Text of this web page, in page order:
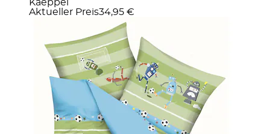
Kaeppel
Aktueller Preis34,95 €